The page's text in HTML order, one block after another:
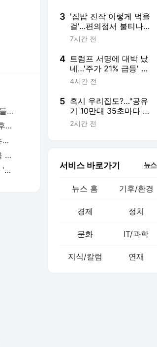
"이번에는 진짜 '10만전자' 간다?"…개미들 '대환호' [종목+]
"양말 왜 이래"…사장이 사위인 직원에 '후줄근 복장' 지적했더니 [김대영의 노무스쿨]
"아들에게 '매년 1억씩' 10년 동안 보냈는데…깜짝"
'280만원' 받고…지인과 '초등생 딸' 목욕 허락한 엄마
"삼성전자 왜 이렇게 사죠"…외국인, 2조 '몰빵'한 이유가 [종목+]
3 '집밥 진작 이렇게 먹을
걸'…편의점서 불티나게
팔린다는데 [권용훈의
7시간 전
4 트럼프 서명에 대박 났
네…'주가 21% 급등' 개
미들 환호 [종목+]
4시간 전
5 혹시 우리집도?…"공유
기 10만대 35초마다 中
에 털렸다"
2시간 전
서비스 바로가기 뉴스
뉴스 홈 기후/환경
경제 정치
문화 IT/과학
지식/칼럼 연재